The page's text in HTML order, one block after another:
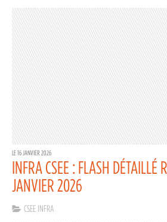
LE 16 JANVIER 2026
INFRA CSEE : FLASH DÉTAILLÉ
JANVIER 2026
CSEE INFRA